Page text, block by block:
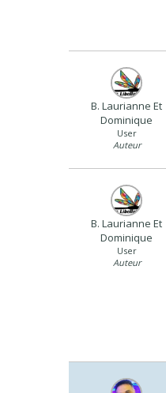
B. Laurianne Et
Dominique
User
Auteur
B. Laurianne Et
Dominique
User
Auteur